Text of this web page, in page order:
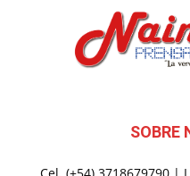
SOBRE
Cel. (+54) 3718679790 |